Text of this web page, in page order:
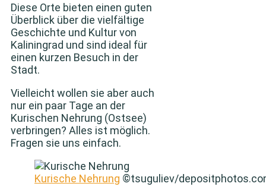
Diese Orte bieten einen guten
Überblick über die vielfältige
Geschichte und Kultur von
Kaliningrad und sind ideal für
einen kurzen Besuch in der
Stadt.
Vielleicht wollen sie aber auch
nur ein paar Tage an der
Kurischen Nehrung (Ostsee)
verbringen? Alles ist möglich.
Fragen sie uns einfach.
Kurische Nehrung ©tsuguliev/